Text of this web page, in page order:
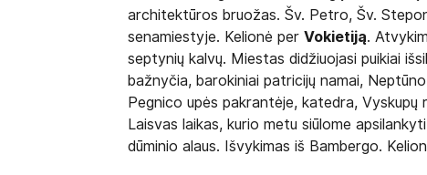
architektūros bruožas. Šv. Petro, Šv.
senamiestyje. Kelionė perVokietiją.
septynių kalvų. Miestas didžiuojasi puikiai
bažnyčia, barokiniai patricijų namai,
Pegnico upės pakrantėje, katedra,
Laisvas laikas, kurio metu siūlome
dūminio alaus. Išvykimas iš Bambergo.